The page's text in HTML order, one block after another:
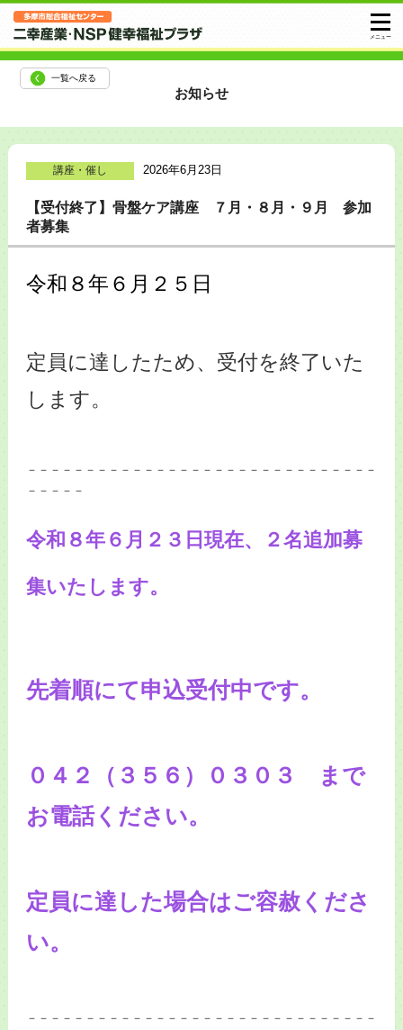
一覧へ戻る
お知らせ
講座・催し 2026年6月23日
【受付終了】骨盤ケア講座 ７月・８月・９月 参加
者募集
令和８年６月２５日
定員に達したため、受付を終了いた
します。
－－－－－－－－－－－－－－－－－－－－－－－－－－－－－－
－－－－－
令和８年６月２３日現在、２名追加募
集いたします。
先着順にて申込受付中です。
０４２（３５６）０３０３ まで
お電話ください。
定員に達した場合はご容赦くださ
い。
－－－－－－－－－－－－－－－－－－－－－－－－－－－－－－